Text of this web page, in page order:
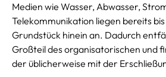
Medien wie Wasser, Abwasser,
Telekommunikation liegen bereits
Grundstück hinein an. Dadurch
Großteil des organisatorischen und
der üblicherweise mit der